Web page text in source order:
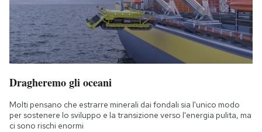
Dragheremo gli oceani
Molti pensano che estrarre minerali dai fondali sia l'unico modo
per sostenere lo sviluppo e la transizione verso l'energia pulita, ma
ci sono rischi enormi